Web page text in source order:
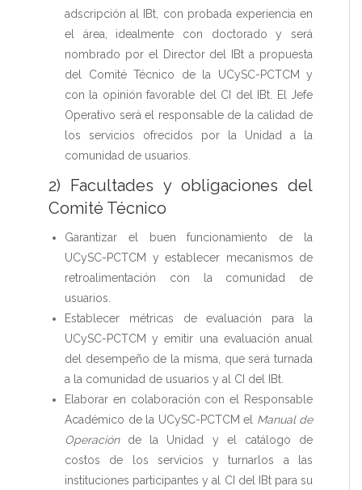
adscripción al IBt, con probada experiencia en
el área, idealmente con doctorado y será
nombrado por el Director del IBt a propuesta
del Comité Técnico de la UCySC-PCTCM y
con la opinión favorable del CI del IBt. El Jefe
Operativo será el responsable de la calidad de
los servicios ofrecidos por la Unidad a la
comunidad de usuarios.
2) Facultades y obligaciones del
Comité Técnico
Garantizar el buen funcionamiento de la
UCySC-PCTCM y establecer mecanismos de
retroalimentación con la comunidad de
usuarios.
Establecer métricas de evaluación para la
UCySC-PCTCM y emitir una evaluación anual
del desempeño de la misma, que será turnada
a la comunidad de usuarios y al CI del IBt.
Elaborar en colaboración con el Responsable
Académico de la UCySC-PCTCM el Manual de
Operaciónde la Unidad y el catálogo de
costos de los servicios y turnarlos a las
instituciones participantes y al CI del IBt para su